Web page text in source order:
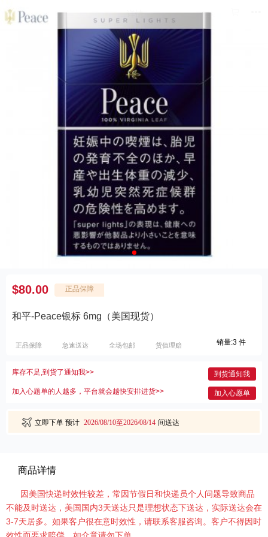
 详情
$80.00 正品保障
和平-Peace银标 6mg（美国现货）
正品保障 急速送达 全场包邮 货值理赔 销量:3 件
库存不足,到货了通知我>> 到货通知我
加入心题单的人越多，平台就会越快安排进货>> 加入心愿单
立即下单 预计 2026/08/10至2026/08/14 间送达
商品详情
因美国快递时效性较差，常因节假日和快递员个人问题导致商品
不能及时送达，美国国内3天送达只是理想状态下送达，实际送达会在
3-7天居多。如果客户很在意时效性，请联系客服咨询。客户不得因时